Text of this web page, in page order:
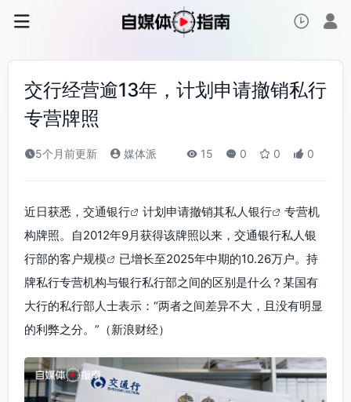
交行经营逾13年，计划申请撤销私行
专营牌照
5个月前更新 媒体派 15 0 0 0
近日获悉， 交通银行 计划申请撤销其私人银行
专营机
构牌照。自2012年9月获得该牌照以来，交通银行私人银
行部的客户规模
已增长至2025年中期的10.26万户。持
牌私行专营机构与银行私行部之间的区别是什么？某国有
大行的私行部人士表示：“两者之间差异不大，且没有明显
的利弊之分。”（新浪财经）